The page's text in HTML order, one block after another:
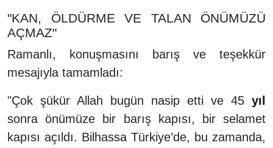
"KAN, ÖLDÜRME VE TALAN ÖNÜMÜZÜ
AÇMAZ"
Ramanlı, konuşmasını barış ve teşekkür
mesajıyla tamamladı:
"Çok şükür Allah bugün nasip etti ve 45 yıl
sonra önümüze bir barış kapısı, bir selamet
kapısı açıldı. Bilhassa Türkiye’de, bu zamanda,